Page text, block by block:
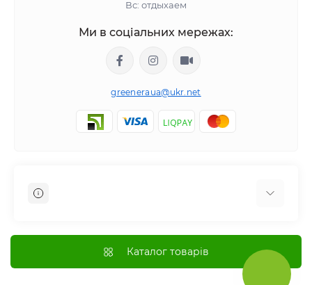
Вс: отдыхаем
Ми в соціальних мережах:
greeneraua@ukr.net
Оплата
Каталог товарів